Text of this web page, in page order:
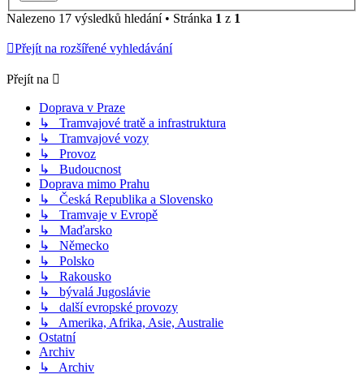
Nalezeno 17 výsledků hledání • Stránka 1 z 1
Přejít na rozšířené vyhledávání
Přejít na
Doprava v Praze
↳ Tramvajové tratě a infrastruktura
↳ Tramvajové vozy
↳ Provoz
↳ Budoucnost
Doprava mimo Prahu
↳ Česká Republika a Slovensko
↳ Tramvaje v Evropě
↳ Maďarsko
↳ Německo
↳ Polsko
↳ Rakousko
↳ bývalá Jugoslávie
↳ další evropské provozy
↳ Amerika, Afrika, Asie, Australie
Ostatní
Archiv
↳ Archiv